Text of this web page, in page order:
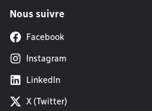
Nous suivre
Facebook
Instagram
LinkedIn
X (Twitter)